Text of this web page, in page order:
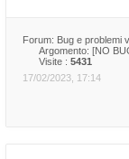
Forum: Bug e problemi
Argomento: [NO
Visite : 5431
17/02/2023, 17:14